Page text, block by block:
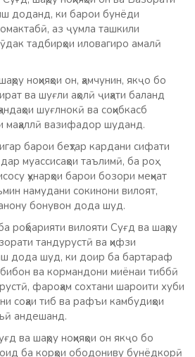
доданд, ки барои бунёди
аз ҷумла ташкили
тадбирҳои иловагиро амалӣ
ноҳияҳои он, ҳамчунин, якҷо бо
ва шуғли аҳолӣ ҷиҳати баланд
шуғлнокӣ ва соҳибкасб
маҳаллӣ вазифадор шуданд.
барои беҳтар кардани сифати
муассисаҳои таълимӣ, ба роҳ
ҳунарҳои барои бозори меҳнат
намудани сокинони вилоят,
бонувон дода шуд.
роҳбарияти вилояти Суғд ва шаҳру
тандурустӣ ва ҳифзи
дода шуд, ки доир ба бартараф
ва кормандони миёнаи тиббӣ
фароҳам сохтани шароити хуби
соҳаи тиб ва рафъи камбудиҳои
андешанд.
ва шаҳру ноҳияҳои он якҷо бо
оид ба корҳои ободониву бунёдкорӣ